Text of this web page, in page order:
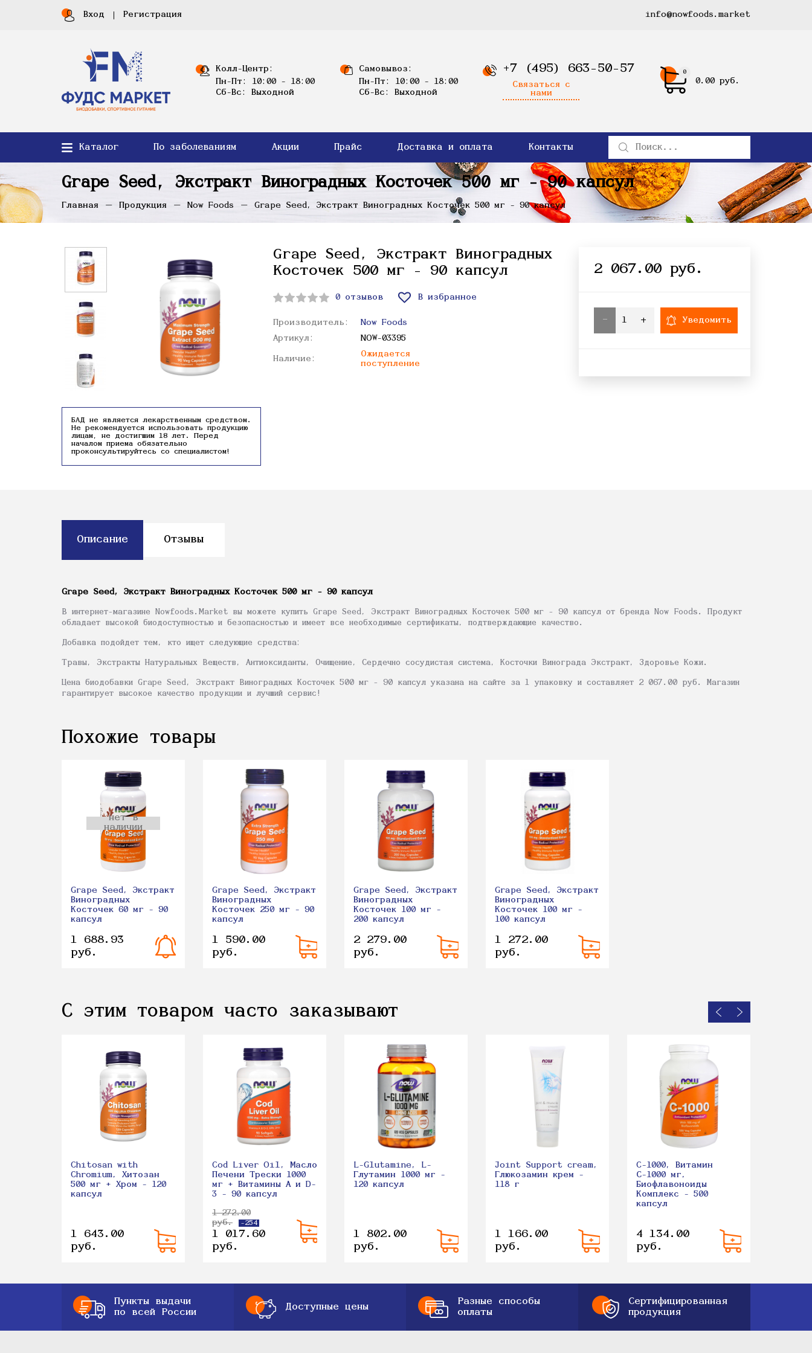
Вход Регистрация info@nowfoods.market
Колл-Центр:
Пн-Пт: 10:00 - 18:00
Сб-Вс: Выходной
Самовывоз:
Пн-Пт: 10:00 - 18:00
Сб-Вс: Выходной
+7 (495) 663-50-57
Связаться с
нами
0
0.00 руб.
Каталог По заболеваниям Акции Прайс Доставка и оплата Контакты
Grape Seed, Экстракт Виноградных Косточек 500 мг - 90 капсул
Главная Продукция Now Foods Grape Seed, Экстракт Виноградных Косточек 500 мг - 90 капсул
БАД не является лекарственным средством.
Не рекомендуется использовать продукцию
лицам, не достигшим 18 лет. Перед
началом приема обязательно
проконсультируйтесь со специалистом!
Grape Seed, Экстракт Виноградных
Косточек 500 мг - 90 капсул
0 отзывов В избранное
Производитель:
Now Foods
Артикул:
NOW-03395
Наличие:
Ожидается
поступление
2 067.00 руб.
- + Уведомить
Описание Отзывы
Grape Seed, Экстракт Виноградных Косточек 500 мг - 90 капсул
В интернет-магазине Nowfoods.Market вы можете купить Grape Seed, Экстракт Виноградных Косточек 500 мг - 90 капсул от бренда Now Foods. Продукт
обладает высокой биодоступностью и безопасностью и имеет все необходимые сертификаты, подтверждающие качество.
Добавка подойдет тем, кто ищет следующие средства:
Травы, Экстракты Натуральных Веществ, Антиоксиданты, Очищение, Сердечно сосудистая система, Косточки Винограда Экстракт, Здоровье Кожи.
Цена биодобавки Grape Seed, Экстракт Виноградных Косточек 500 мг - 90 капсул указана на сайте за 1 упаковку и составляет 2 067.00 руб. Магазин
гарантирует высокое качество продукции и лучший сервис!
Похожие товары
нет в
наличии
Grape Seed, Экстракт
Виноградных
Косточек 60 мг - 90
капсул
1 688.93
руб.
Grape Seed, Экстракт
Виноградных
Косточек 250 мг - 90
капсул
1 590.00
руб.
Grape Seed, Экстракт
Виноградных
Косточек 100 мг -
200 капсул
2 279.00
руб.
Grape Seed, Экстракт
Виноградных
Косточек 100 мг -
100 капсул
1 272.00
руб.
С этим товаром часто заказывают
Chitosan with
Chromium, Хитозан
500 мг + Хром - 120
капсул
1 643.00
руб.
Cod Liver Oil, Масло
Печени Трески 1000
мг + Витамины A и D-
3 - 90 капсул
1 272.00
руб.
-254
1 017.60
руб.
L-Glutamine, L-
Глутамин 1000 мг -
120 капсул
1 802.00
руб.
Joint Support cream,
Глюкозамин крем -
118 г
1 166.00
руб.
C-1000, Витамин
С-1000 мг,
Биофлавоноиды
Комплекс - 500
капсул
4 134.00
руб.
Пункты выдачи
по всей России
Доступные цены
Разные способы
оплаты
Сертифицированная
продукция